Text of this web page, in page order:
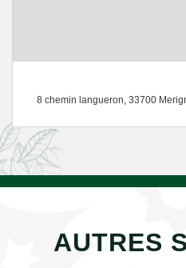
8 chemin langueron, 33700
AUTRES